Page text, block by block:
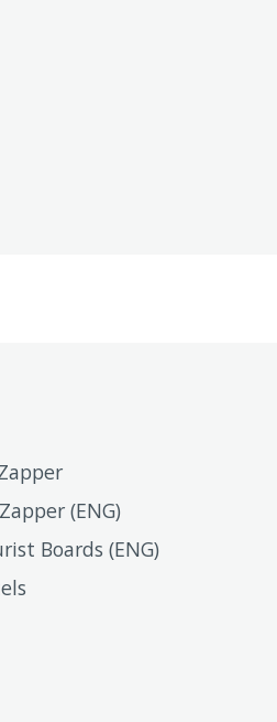
(ENG)
Boards (ENG)